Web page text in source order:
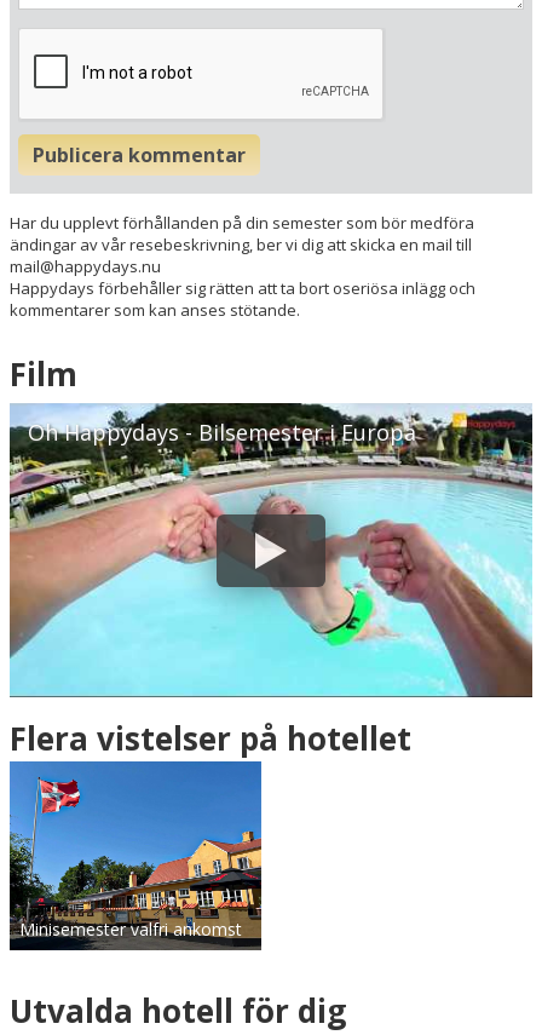
Visa alla Happydays hotell i Danmark
Museer
Radie runt hotellet:
Hitta vägen till hotellet
Orø Kro & Hotel
Bygaden 57
Danmark
Din adress
Hitta resvägen
Hotellets GPS-koordinater
E 011&deg; 48.463'
N 55&deg; 46.030'
Publicera kommentar
Har du upplevt förhållanden på din semester som bör medföra
ändingar av vår resebeskrivning, ber vi dig att skicka en mail till
mail@happydays.nu
Happydays förbehåller sig rätten att ta bort oseriösa inlägg och
kommentarer som kan anses stötande.
Film
Oh Happydays - Bilsemester i Europa
Flera vistelser på hotellet
Minisemester valfri ankomst
Utvalda hotell för dig